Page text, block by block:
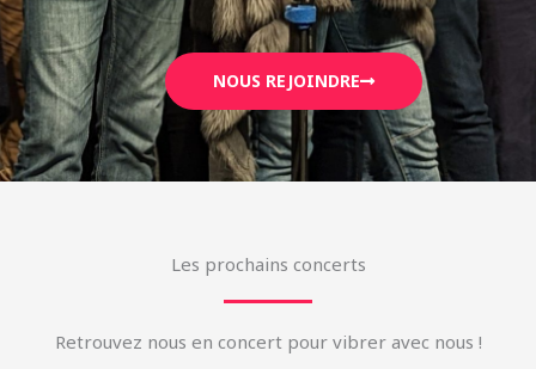
NOUS REJOINDRE
Les prochains concerts
Retrouvez nous en concert pour vibrer avec nous !